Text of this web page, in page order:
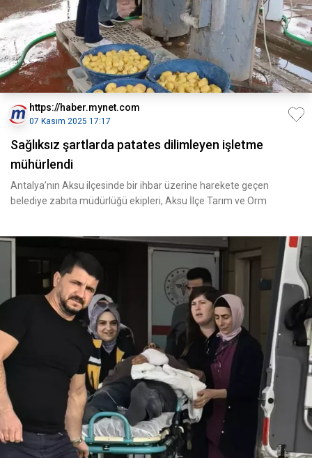
https://haber.mynet.com
07 Kasım 2025 17:17
Sağlıksız şartlarda patates dilimleyen işletme
mühürlendi
Antalya’nın Aksu ilçesinde bir ihbar üzerine harekete geçen
belediye zabıta müdürlüğü ekipleri, Aksu İlçe Tarım ve Orm